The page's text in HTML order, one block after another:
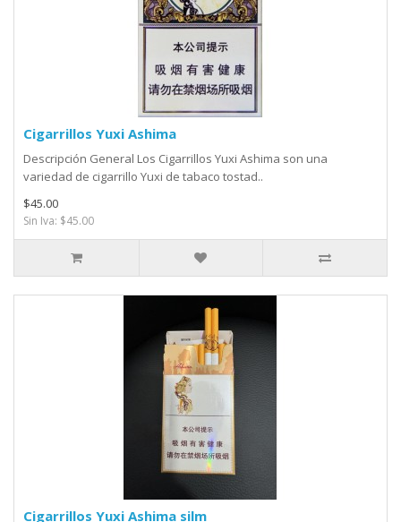
Cigarrillos Yuxi Ashima
Descripción General Los Cigarrillos Yuxi Ashima son una
variedad de cigarrillo Yuxi de tabaco tostad..
$45.00
Sin Iva: $45.00
Cigarrillos Yuxi Ashima silm